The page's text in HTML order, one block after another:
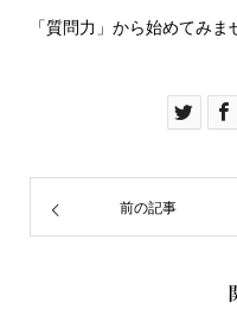
「質問力」から始めてみま
前の記事